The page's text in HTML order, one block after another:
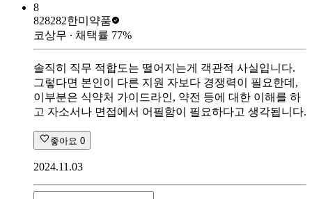
8
828282한미약품
코상무 ∙ 채택률 77%
솔직히 직무 적합도는 떨어지는게 객관적 사실입니다.
그렇다면 본인이 다른 지원 자보다 경쟁력이 필요한데,
이부분은 식약처 가이드라인, 약전 등에 대한 이해를 하
고 자소서나 면접에서 어필함이 필요하다고 생각됩니다.
좋아요 0
2024.11.03